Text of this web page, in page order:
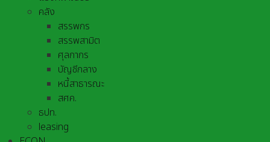
คลัง
สรรพกร
สรรพสามิต
ศุลกากร
บัญชีกลาง
หนี้สาธารณะ
สศค.
ธปท.
leasing